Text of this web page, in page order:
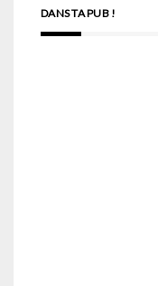
DANS TA PUB !